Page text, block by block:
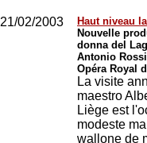
21/02/2003
Haut niveau
Nouvelle
donna del
Antonio
Opéra Royal
La visite
maestro
Liège est
modeste
wallone de